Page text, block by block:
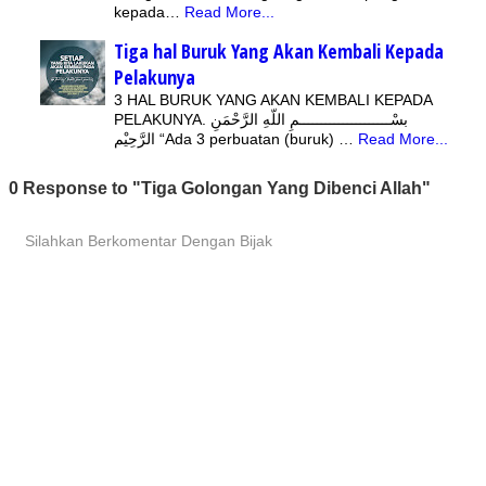
kepada… Read More...
Tiga hal Buruk Yang Akan Kembali Kepada
Pelakunya
3 HAL BURUK YANG AKAN KEMBALI KEPADA
PELAKUNYA. بسْـــــــــــــــــــــمِ اللّهِ الرَّحْمَنِ
الرَّحِيْم “Ada 3 perbuatan (buruk) … Read More...
0 Response to "Tiga Golongan Yang Dibenci Allah"
Silahkan Berkomentar Dengan Bijak